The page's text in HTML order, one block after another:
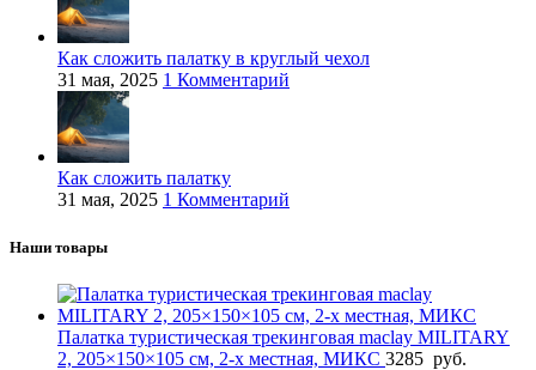
Как сложить палатку в круглый чехол
31 мая, 2025 1 Комментарий
Как сложить палатку
31 мая, 2025 1 Комментарий
Наши товары
Палатка туристическая трекинговая maclay MILITARY
2, 205×150×105 см, 2-х местная, МИКС 3285 руб.